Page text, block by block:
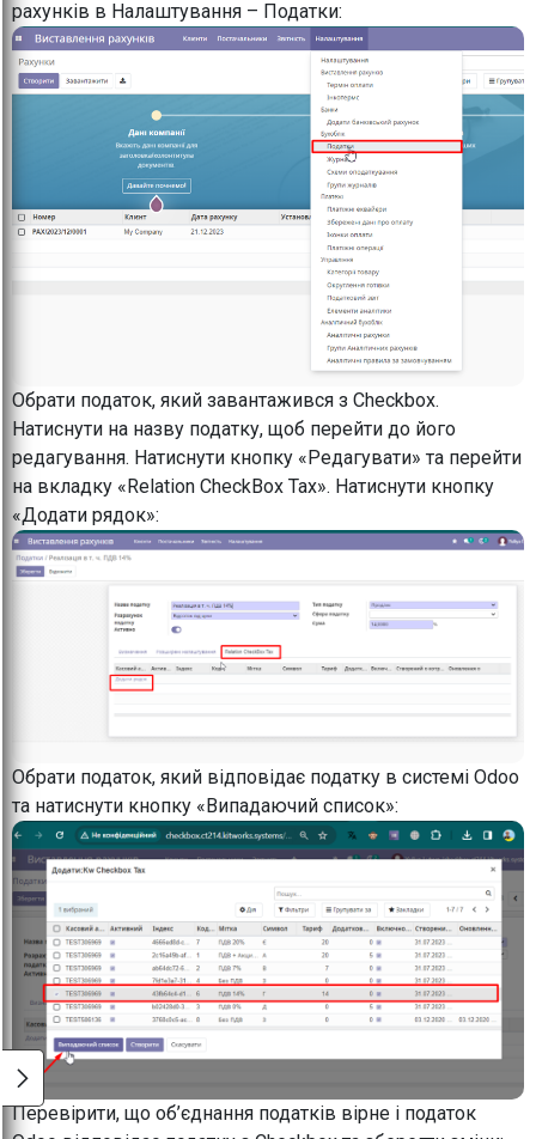
рахунків в Налаштування – Податки:
Обрати податок, який завантажився з Checkbox.
Натиснути на назву податку, щоб перейти до його
редагування. Натиснути кнопку «Редагувати» та перейти
на вкладку «Relation CheckBox Tax». Натиснути кнопку
«Додати рядок»:
Обрати податок, який відповідає податку в системі Odoo
та натиснути кнопку «Випадаючий список»:
Перевірити, що об’єднання податків вірне і податок